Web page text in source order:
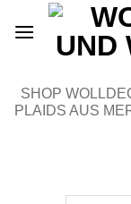
Inhalt
SHOP
PLAIDS AUS